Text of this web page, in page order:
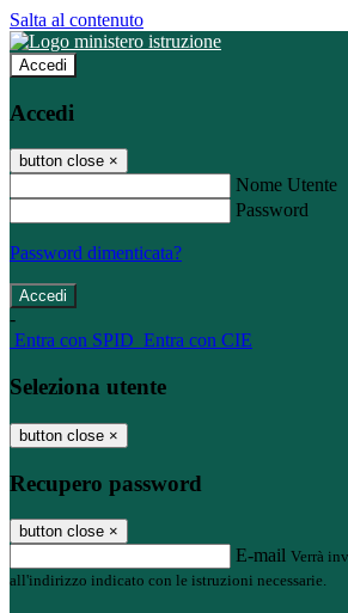
Salta al contenuto
Accedi
Accedi
button close ×
Nome Utente
Password
Password dimenticata?
-
Entra con SPID Entra con CIE
Seleziona utente
button close ×
Recupero password
button close ×
E-mail Verrà
all'indirizzo indicato con le istruzioni necessarie.